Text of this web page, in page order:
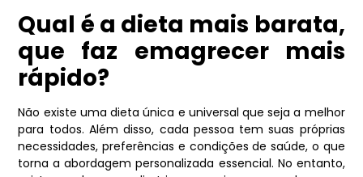
Qual é a dieta mais barata,
que faz emagrecer mais
rápido?
Não existe uma dieta única e universal que seja a melhor
para todos. Além disso, cada pessoa tem suas próprias
necessidades, preferências e condições de saúde, o que
torna a abordagem personalizada essencial. No entanto,